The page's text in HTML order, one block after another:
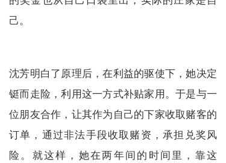
己。
沈芳明白了原理后，在利益的驱使下，她决定
铤而走险，利用这一方式补贴家用。于是与一
位朋友合作，让其作为自己的下家收取赌客的
订单，通过非法手段收取赌资，承担兑奖风
险。就这样，她在两年间的时间里，靠这